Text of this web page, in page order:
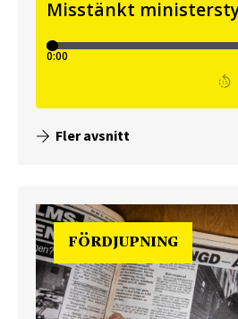
Fler avsnitt
FÖRDJUPNING